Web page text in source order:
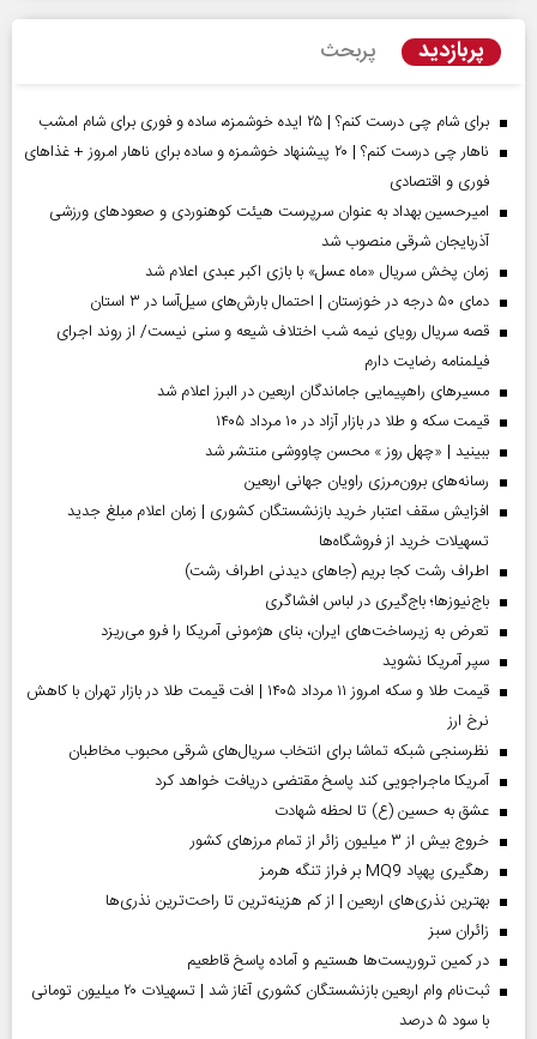
پربازدید پربحث
برای شام چی درست کنم؟ | ۲۵ ایده خوشمزه، ساده و فوری برای شام امشب
ناهار چی درست کنم؟ | ۲۰ پیشنهاد خوشمزه و ساده برای ناهار امروز + غذاهای
فوری و اقتصادی
امیرحسین بهداد به عنوان سرپرست هیئت کوهنوردی و صعودهای ورزشی
آذربایجان شرقی منصوب شد
زمان پخش سریال «ماه عسل» با بازی اکبر عبدی اعلام شد
دمای ۵۰ درجه در خوزستان | احتمال بارش‌های سیل‌آسا در ۳ استان
قصه سریال رویای نیمه شب اختلاف شیعه و سنی نیست/ از روند اجرای
فیلمنامه رضایت دارم
مسیر‌های راهپیمایی جاماندگان اربعین در البرز اعلام شد
قیمت سکه و طلا در بازار آزاد در ۱۰ مرداد ۱۴۰۵
ببینید | «چهل روز » محسن چاووشی منتشر شد
رسانه‌های برون‌مرزی راویان جهانی اربعین
افزایش سقف اعتبار خرید بازنشستگان کشوری | زمان اعلام مبلغ جدید
تسهیلات خرید از فروشگاه‌ها
اطراف رشت کجا بریم (جاهای دیدنی اطراف رشت)
باج‌نیوزها؛ باج‌گیری در لباس افشاگری
تعرض به زیرساخت‌های ایران، بنای هژمونی آمریکا را فرو می‌ریزد
سپر آمریکا نشوید
قیمت طلا و سکه امروز ۱۱ مرداد ۱۴۰۵ | افت قیمت طلا در بازار تهران با کاهش
نرخ ارز
نظرسنجی شبکه تماشا برای انتخاب سریال‌های شرقی محبوب مخاطبان
آمریکا ماجراجویی کند پاسخ مقتضی دریافت خواهد کرد
عشق به حسین (ع) تا لحظه شهادت
خروج بیش از ۳ میلیون زائر از تمام مرز‌های کشور
رهگیری پهپاد MQ9 بر فراز تنگه هرمز
بهترین نذری‌های اربعین | از کم هزینه‌ترین تا راحت‌ترین نذری‌ها
‌زائران سبز
در کمین تروریست‌ها هستیم و آماده پاسخ قاطعیم
ثبت‌نام وام اربعین بازنشستگان کشوری آغاز شد | تسهیلات ۲۰ میلیون تومانی
با سود ۵ درصد